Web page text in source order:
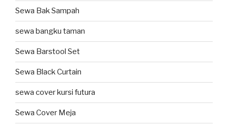
Sewa Bak Sampah
sewa bangku taman
Sewa Barstool Set
Sewa Black Curtain
sewa cover kursi futura
Sewa Cover Meja